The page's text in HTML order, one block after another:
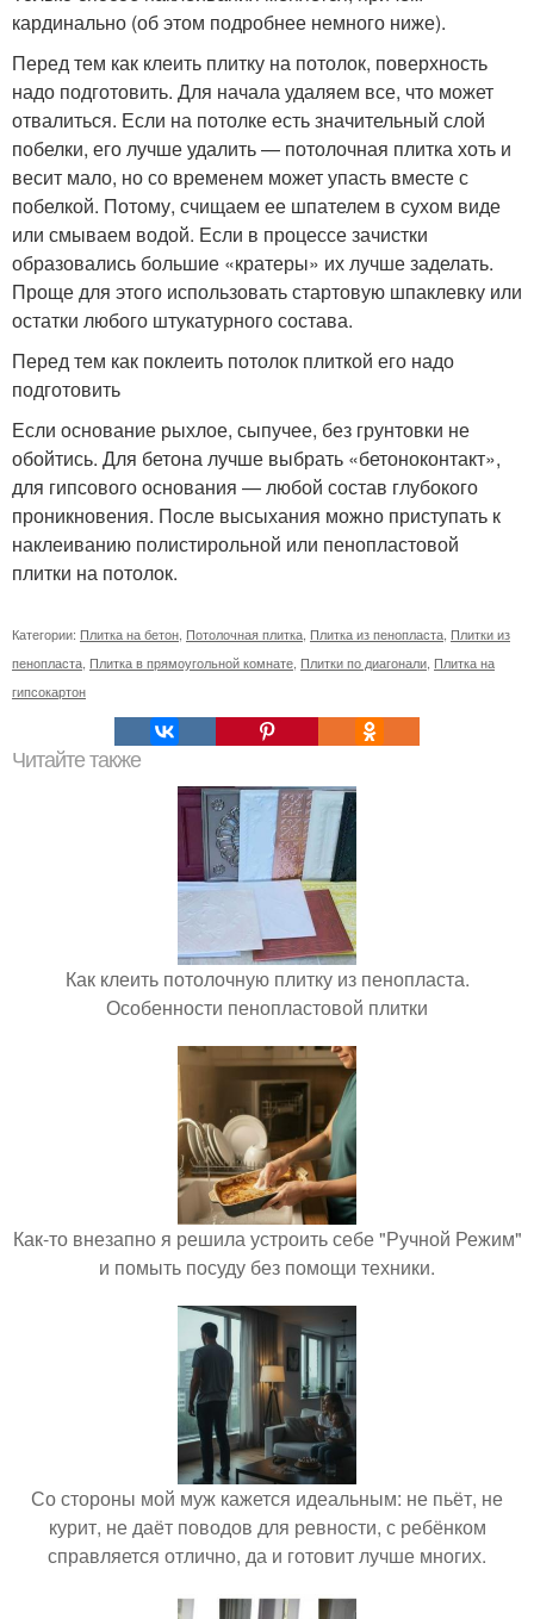
кардинально (об этом подробнее немного ниже).
Перед тем как клеить плитку на потолок, поверхность
надо подготовить. Для начала удаляем все, что может
отвалиться. Если на потолке есть значительный слой
побелки, его лучше удалить — потолочная плитка хоть и
весит мало, но со временем может упасть вместе с
побелкой. Потому, счищаем ее шпателем в сухом виде
или смываем водой. Если в процессе зачистки
образовались большие «кратеры» их лучше заделать.
Проще для этого использовать стартовую шпаклевку или
остатки любого штукатурного состава.
Перед тем как поклеить потолок плиткой его надо
подготовить
Если основание рыхлое, сыпучее, без грунтовки не
обойтись. Для бетона лучше выбрать «бетоноконтакт»,
для гипсового основания — любой состав глубокого
проникновения. После высыхания можно приступать к
наклеиванию полистирольной или пенопластовой
плитки на потолок.
Категории: Плитка на бетон Потолочная плитка Плитка из пенопласта Плитки из
пенопласта Плитка в прямоугольной комнате Плитки по диагонали Плитка на
гипсокартон
Читайте также
Как клеить потолочную плитку из пенопласта.
Особенности пенопластовой плитки
Как-то внезапно я решила устроить себе "Ручной Режим"
и помыть посуду без помощи техники.
Со стороны мой муж кажется идеальным: не пьёт, не
курит, не даёт поводов для ревности, с ребёнком
справляется отлично, да и готовит лучше многих.